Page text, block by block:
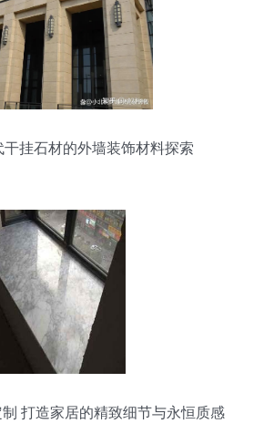
干挂石材的外墙装饰材料探索
打造家居的精致细节与永恒质感